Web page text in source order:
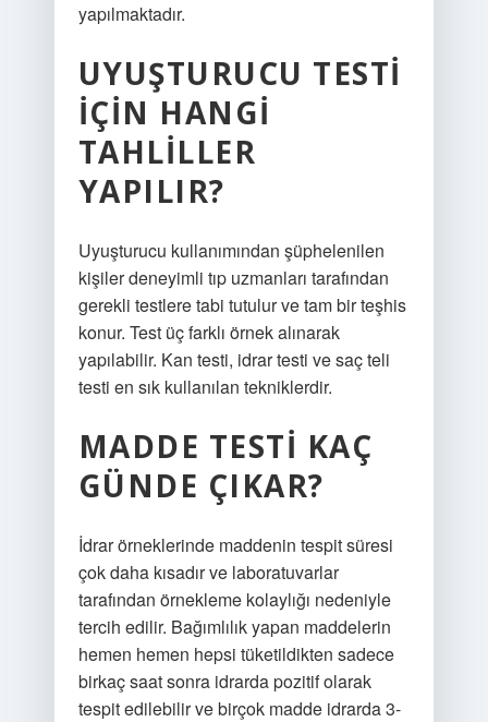
yapılmaktadır.
UYUŞTURUCU TESTI
IÇIN HANGI
TAHLILLER
YAPILIR?
Uyuşturucu kullanımından şüphelenilen
kişiler deneyimli tıp uzmanları tarafından
gerekli testlere tabi tutulur ve tam bir teşhis
konur. Test üç farklı örnek alınarak
yapılabilir. Kan testi, idrar testi ve saç teli
testi en sık kullanılan tekniklerdir.
MADDE TESTI KAÇ
GÜNDE ÇIKAR?
İdrar örneklerinde maddenin tespit süresi
çok daha kısadır ve laboratuvarlar
tarafından örnekleme kolaylığı nedeniyle
tercih edilir. Bağımlılık yapan maddelerin
hemen hemen hepsi tüketildikten sadece
birkaç saat sonra idrarda pozitif olarak
tespit edilebilir ve birçok madde idrarda 3-